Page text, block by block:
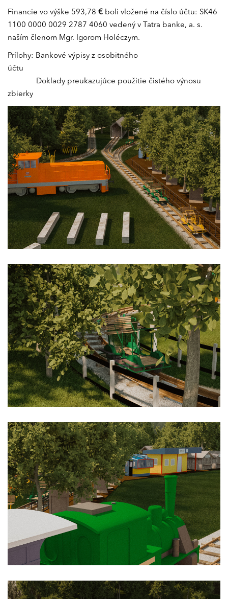
Financie vo výške 593,78 € boli vložené na číslo účtu: SK46
1100 0000 0029 2787 4060 vedený v Tatra banke, a. s.
naším členom Mgr. Igorom Holéczym.
Prílohy: Bankové výpisy z osobitného
Doklady preukazujúce použitie čistého výnosu
zbierky